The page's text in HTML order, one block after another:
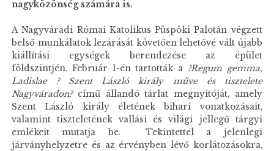
nagyközönség számára is.
A Nagyváradi Római Katolikus Püspöki Palotán végzett
belső munkálatok lezárását követően lehetővé vált újabb
kiállítási egységek berendezése az épület
földszintjén. Február 1-én tartották a ?Regum gemma,
Ladislae ? Szent László király műve és tisztelete
Nagyváradon?című állandó tárlat megnyitóját, amely
Szent László király életének bihari vonatkozásait,
valamint tiszteletének vallási és világi jellegű tárgyi
emlékeit mutatja be. Tekintettel a jelenlegi
járványhelyzetre és az érvényben lévő korlátozásokra,